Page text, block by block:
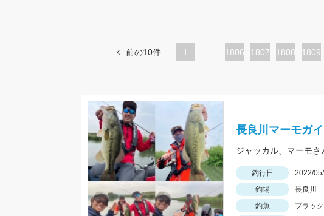
前の10件 1
ペ
1806
ペ
1807
ペ
1808
ペ
1809
長良川マーモガ
釣行日 2022/
釣場
長良川
釣魚
ブラッ